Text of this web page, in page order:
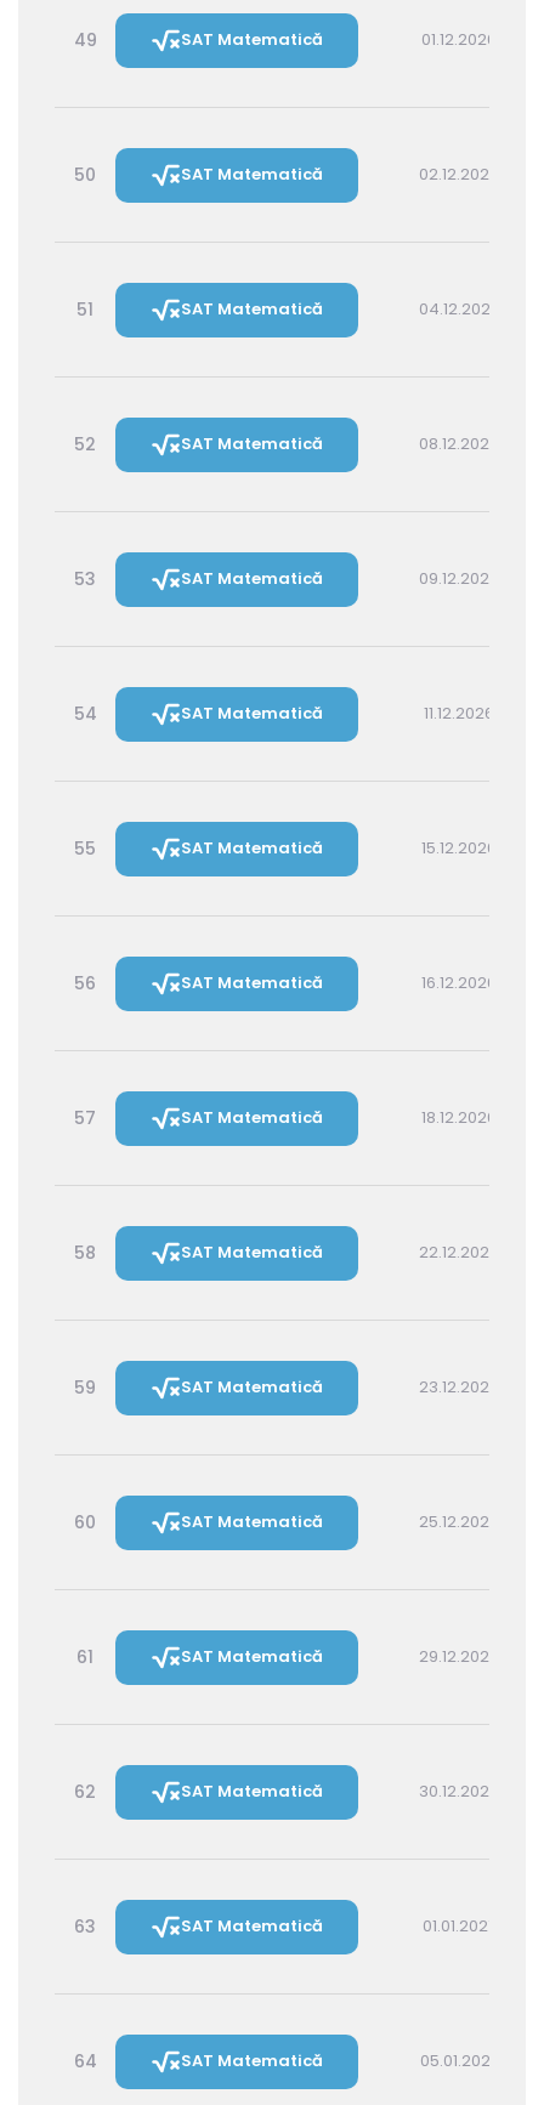
49 SAT Matematică 01.12.2026 16:00
50 SAT Matematică 02.12.2026 14:30
51 SAT Matematică 04.12.2026 16:00
52 SAT Matematică 08.12.2026 16:00
53 SAT Matematică 09.12.2026 14:30
54 SAT Matematică 11.12.2026 16:00
55 SAT Matematică 15.12.2026 16:00
56 SAT Matematică 16.12.2026 14:30
57 SAT Matematică 18.12.2026 16:00
58 SAT Matematică 22.12.2026 16:00
59 SAT Matematică 23.12.2026 14:30
60 SAT Matematică 25.12.2026 16:00
61 SAT Matematică 29.12.2026 16:00
62 SAT Matematică 30.12.2026 14:30
63 SAT Matematică 01.01.2027 16:00
64 SAT Matematică 05.01.2027 16:00